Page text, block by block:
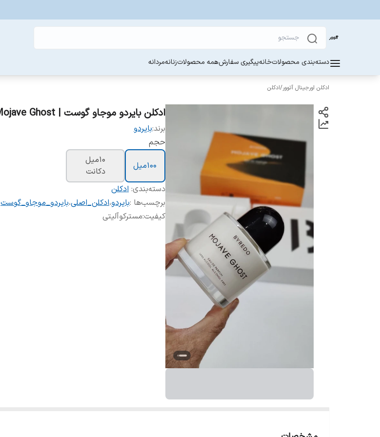
دسته‌بندی محصولاتخانهپیگیری سفارشهمه محصولاتزنانهمردانه
ادکلن اورجینال آتوور/ادکلن
ادکلن بایردو موجاو گوست | Byredo Mojave Ghost زنانه مردانه
برند:بایردو
حجم
100میل
10میل
دکانت
دسته‌بندی: ادکلن
برچسب‌ها :بایردو،ادکلن_اصلی،بایردو_موجاو_گوست
کیفیت:مسترکوآلیتی